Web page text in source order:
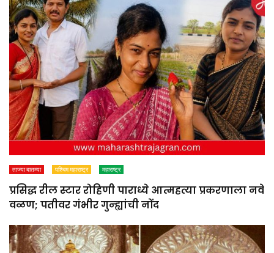
ताज्या बातम्या पश्चिम महाराष्ट्र महाराष्ट्र
प्रसिद्ध रील स्टार रोहिणी पाराध्ये आत्महत्या प्रकरणाला नवे
वळण; पतीवर गंभीर गुन्ह्यांची नोंद